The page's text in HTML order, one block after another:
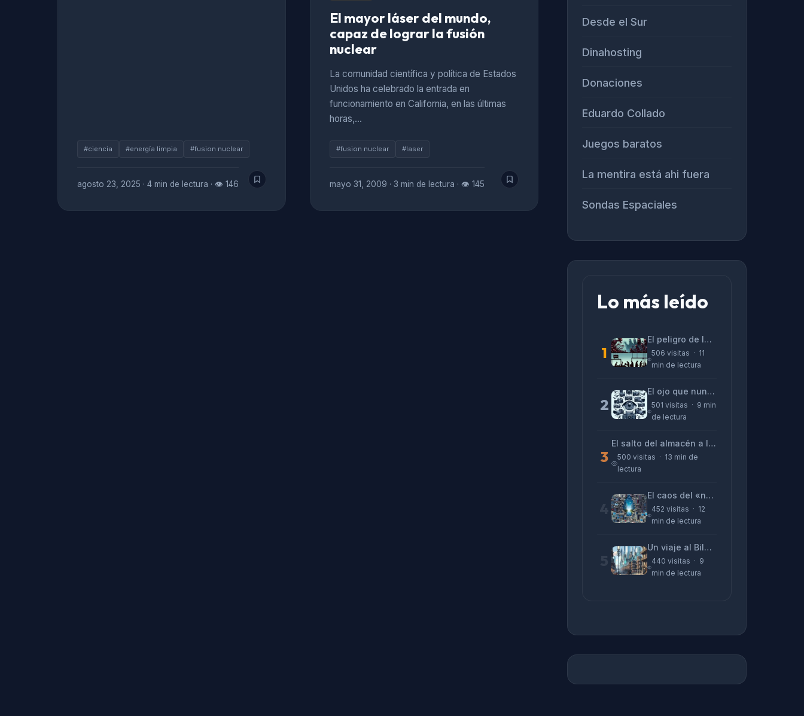
#ciencia #energía limpia #fusion nuclear
agosto 23, 2025 · 4 min de lectura · 👁 146
El mayor láser del mundo,
capaz de lograr la fusión
nuclear
La comunidad científica y política de Estados
Unidos ha celebrado la entrada en
funcionamiento en California, en las últimas
horas,…
#fusion nuclear #laser
mayo 31, 2009 · 3 min de lectura · 👁 145
Desde el Sur
Dinahosting
Donaciones
Eduardo Collado
Juegos baratos
La mentira está ahi fuera
Sondas Espaciales
Lo más leído
1
El peligro de las «alucinaciones» y el CV prefabricado
506 visitas · 11
min de lectura
2
El ojo que nunca parpadea: lo que nos cuentan las cámaras de Lizeth Marzano
501 visitas · 9 min
de lectura
3
El salto del almacén a la terminal: La realidad de reinventarse en tecnología
500 visitas · 13 min de
lectura
El caos del «no funciona nada» y la realidad tras la pantalla
452 visitas · 12
min de lectura
Un viaje al Bilbao de 2026 con sabor a 1895
440 visitas · 9
min de lectura